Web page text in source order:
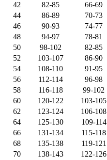
42
82-85 66-69
44
86-89 70-73
46
90-93 74-77
48
94-97 78-81
50
98-102 82-85
52
103-107 86-90
54
108-110 91-95
56
112-114 96-98
58
116-118 99-102
60
120-122 103-105
62
123-124 106-108
64
125-130 109-114
66
131-134 115-118
68
135-138 119-121
70
138-143 122-126